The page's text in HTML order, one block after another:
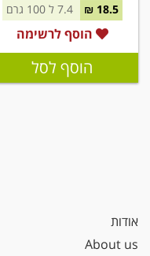
18.5 ₪ 7.4 ל 100 גרם
הוסף לרשימה
הוסף לסל
אודות
About us